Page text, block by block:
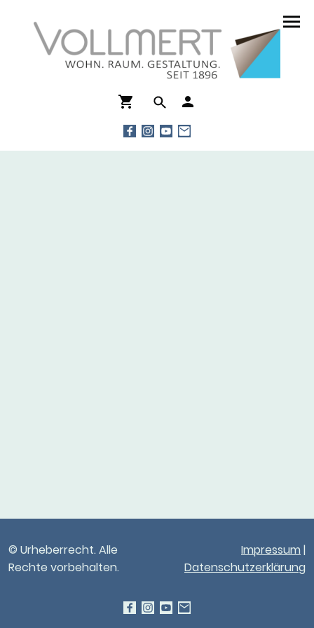
© Urheberrecht. Alle
Rechte vorbehalten.
Impressum |
Datenschutzerklärung